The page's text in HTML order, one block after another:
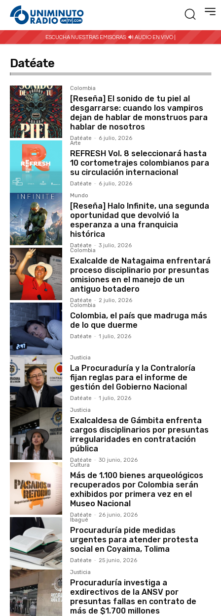
ESCUCHA NUESTRAS EMISORAS: 🔊 AUDIO EN VIVO |
Datéate
Colombia
[Reseña] El sonido de tu piel al
desgarrarse: cuando los vampiros
dejan de hablar de monstruos para
hablar de nosotros
Datéate - 6 julio, 2026
Arte
REFRESH Vol. 8 seleccionará hasta
10 cortometrajes colombianos para
su circulación internacional
Datéate - 6 julio, 2026
Mundo
[Reseña] Halo Infinite, una segunda
oportunidad que devolvió la
esperanza a una franquicia
histórica
Datéate - 3 julio, 2026
Colombia
Exalcalde de Natagaima enfrentará
proceso disciplinario por presuntas
omisiones en el manejo de un
antiguo botadero
Datéate - 2 julio, 2026
Colombia
Colombia, el país que madruga más
de lo que duerme
Datéate - 1 julio, 2026
Justicia
La Procuraduría y la Contraloría
fijan reglas para el informe de
gestión del Gobierno Nacional
Datéate - 1 julio, 2026
Justicia
Exalcaldesa de Gámbita enfrenta
cargos disciplinarios por presuntas
irregularidades en contratación
pública
Datéate - 30 junio, 2026
Cultura
Más de 1.100 bienes arqueológicos
recuperados por Colombia serán
exhibidos por primera vez en el
Museo Nacional
Datéate - 26 junio, 2026
Ibagué
Procuraduría pide medidas
urgentes para atender protesta
social en Coyaima, Tolima
Datéate - 25 junio, 2026
Justicia
Procuraduría investiga a
exdirectivos de la ANSV por
presuntas fallas en contrato de
más de $1.700 millones